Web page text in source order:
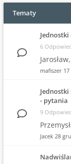
Tematy
6
Jarosław,
mafiszer
- pytania
9
Jacek 28